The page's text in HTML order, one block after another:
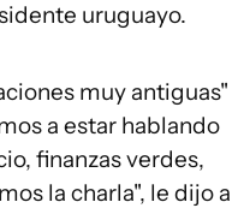
uruguayo.
muy antiguas"
a estar hablando
finanzas verdes,
la charla", le dijo a